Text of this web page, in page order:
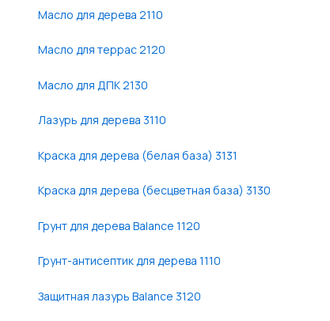
Масло для дерева 2110
Масло для террас 2120
Масло для ДПК 2130
Лазурь для дерева 3110
Краска для дерева (белая база) 3131
Краска для дерева (бесцветная база) 3130
Грунт для дерева Balance 1120
Грунт-антисептик для дерева 1110
Защитная лазурь Balance 3120